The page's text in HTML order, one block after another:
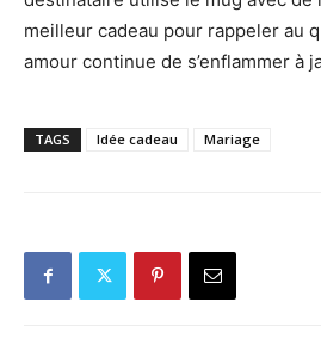
meilleur cadeau pour rappeler au
amour continue de s’enflammer à
TAGS Idée cadeau Mariage